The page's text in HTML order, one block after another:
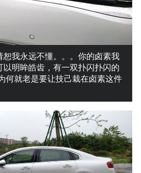
恕我永远不懂。。。你的卤素我
以明眸皓齿，有一双扑闪扑闪的
何就老是要让技己栽在卤素这件